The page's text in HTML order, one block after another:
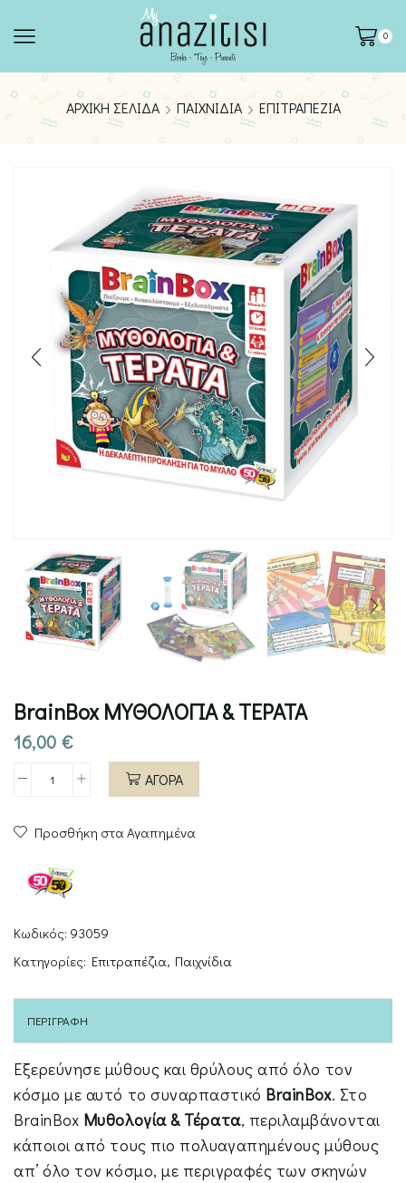
0
ΑΡΧΙΚΉ ΣΕΛΊΔΑ ΠΑΙΧΝΊΔΙΑ ΕΠΙΤΡΑΠΈΖΙΑ
BrainBox ΜΥΘΟΛΟΓΙΑ & ΤΕΡΑΤΑ
16,00 €
BrainBox
&
ποσότητα
ΑΓΟΡΑ
Προσθήκη στα Αγαπημένα
Κωδικός: 93059
Κατηγορίες: Επιτραπέζια, Παιχνίδια
ΠΕΡΙΓΡΑΦΉ
Εξερεύνησε μύθους και θρύλους από όλο τον
κόσμο με αυτό το συναρπαστικό BrainBox. Στο
BrainBox Μυθολογία & Τέρατα, περιλαμβάνονται
κάποιοι από τους πιο πολυαγαπημένους μύθους
απ’ όλο τον κόσμο, με περιγραφές των σκηνών